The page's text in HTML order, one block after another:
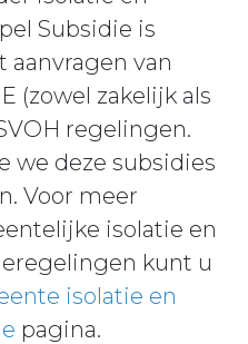
Subsidie is
aanvragen van
(zowel zakelijk als
regelingen.
we deze subsidies
Voor meer
isolatie en
kunt u
isolatie en
pagina.